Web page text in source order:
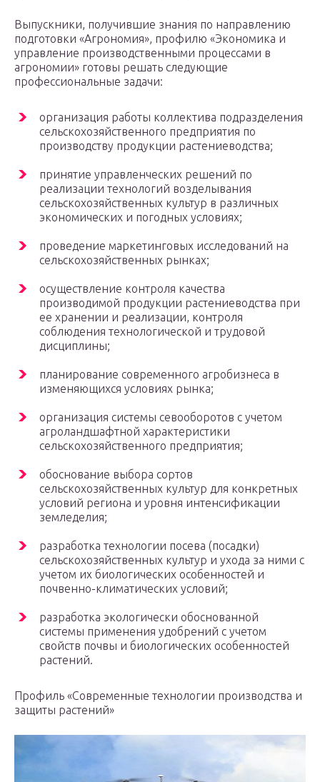
Выпускники, получившие знания по направлению
подготовки «Агрономия», профилю «Экономика и
управление производственными процессами в
агрономии» готовы решать следующие
профессиональные задачи:
организация работы коллектива подразделения
сельскохозяйственного предприятия по
производству продукции растениеводства;
принятие управленческих решений по
реализации технологий возделывания
сельскохозяйственных культур в различных
экономических и погодных условиях;
проведение маркетинговых исследований на
сельскохозяйственных рынках;
осуществление контроля качества
производимой продукции растениеводства при
ее хранении и реализации, контроля
соблюдения технологической и трудовой
дисциплины;
планирование современного агробизнеса в
изменяющихся условиях рынка;
организация системы севооборотов с учетом
агроландшафтной характеристики
сельскохозяйственного предприятия;
обоснование выбора сортов
сельскохозяйственных культур для конкретных
условий региона и уровня интенсификации
земледелия;
разработка технологии посева (посадки)
сельскохозяйственных культур и ухода за ними с
учетом их биологических особенностей и
почвенно-климатических условий;
разработка экологически обоснованной
системы применения удобрений с учетом
свойств почвы и биологических особенностей
растений.
Профиль «Современные технологии производства и
защиты растений»